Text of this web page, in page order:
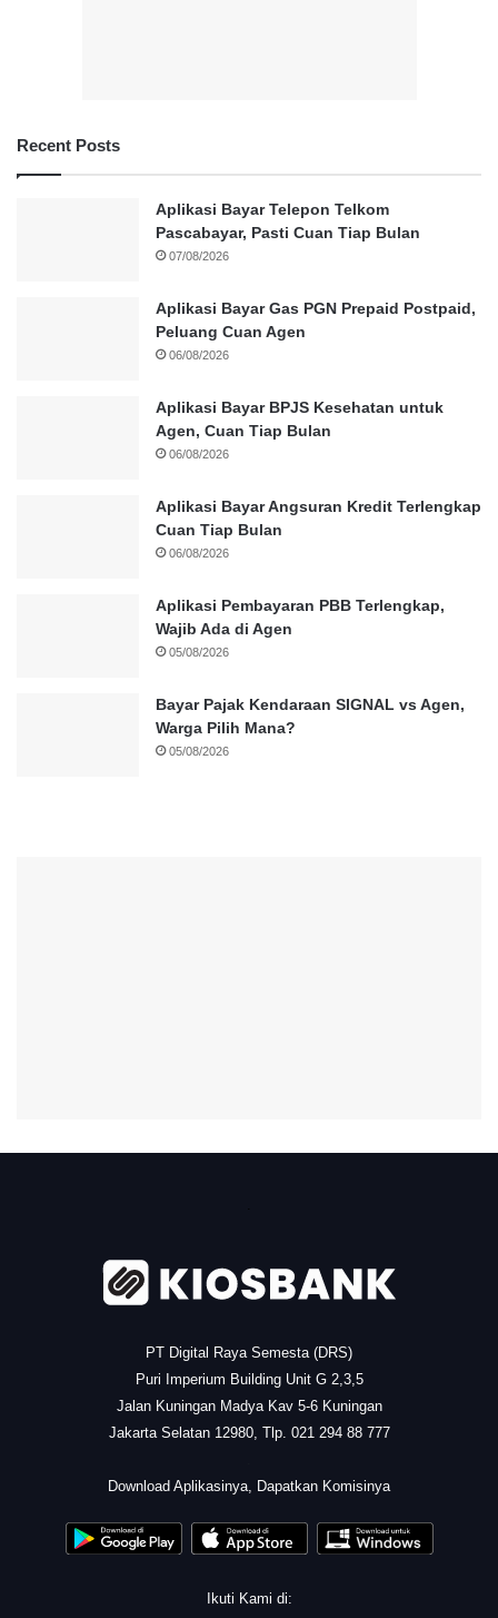
Recent Posts
Aplikasi Bayar Telepon Telkom
Pascabayar, Pasti Cuan Tiap Bulan
07/08/2026
Aplikasi Bayar Gas PGN Prepaid Postpaid,
Peluang Cuan Agen
06/08/2026
Aplikasi Bayar BPJS Kesehatan untuk
Agen, Cuan Tiap Bulan
06/08/2026
Aplikasi Bayar Angsuran Kredit Terlengkap
Cuan Tiap Bulan
06/08/2026
Aplikasi Pembayaran PBB Terlengkap,
Wajib Ada di Agen
05/08/2026
Bayar Pajak Kendaraan SIGNAL vs Agen,
Warga Pilih Mana?
05/08/2026
PT Digital Raya Semesta (DRS)
Puri Imperium Building Unit G 2,3,5
Jalan Kuningan Madya Kav 5-6 Kuningan
Jakarta Selatan 12980, Tlp. 021 294 88 777
Download Aplikasinya, Dapatkan Komisinya
Ikuti Kami di: